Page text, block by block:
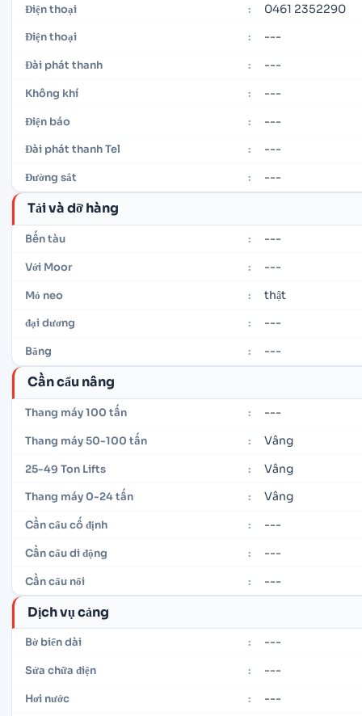
Điện thoại : 0461 2352290
Điện thoại : ---
Đài phát thanh : ---
Không khí : ---
Điện báo : ---
Đài phát thanh Tel : ---
Đường sắt : ---
Tải và dỡ hàng
Bến tàu : ---
Với Moor : ---
Mỏ neo : thật
đại dương : ---
Băng : ---
Cần cẩu nâng
Thang máy 100 tấn : ---
Thang máy 50-100 tấn : Vâng
25-49 Ton Lifts : Vâng
Thang máy 0-24 tấn : Vâng
Cần cẩu cố định : ---
Cần cẩu di động : ---
Cần cẩu nổi : ---
Dịch vụ cảng
Bờ biển dài : ---
Sửa chữa điện : ---
Hơi nước : ---